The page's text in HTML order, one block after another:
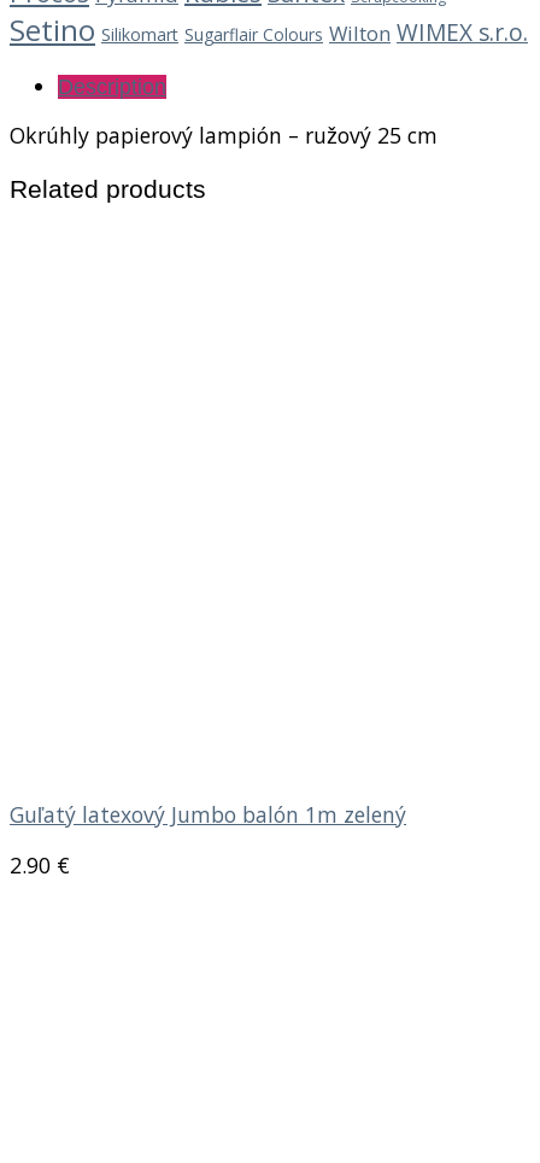
Setino Silikomart Sugarflair Colours Wilton WIMEX s.r.o.
Description
Okrúhly papierový lampión – ružový 25 cm
Related products
Guľatý latexový Jumbo balón 1m zelený
2.90 €